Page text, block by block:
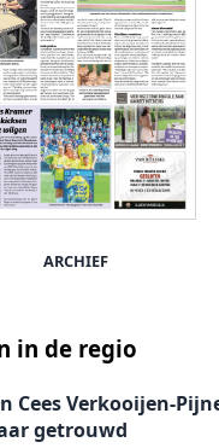
ARCHIEF
in de regio
Cees Verkooijen-
getrouwd